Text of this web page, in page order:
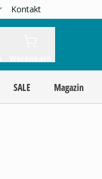
Kontakt
SALE Magazin